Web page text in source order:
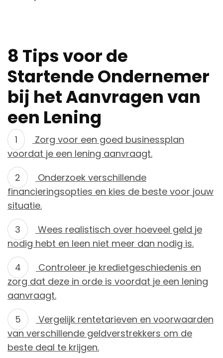
8 Tips voor de
Startende Ondernemer
bij het Aanvragen van
een Lening
Zorg voor een goed businessplan
voordat je een lening aanvraagt.
Onderzoek verschillende
financieringsopties en kies de beste voor jouw
situatie.
Wees realistisch over hoeveel geld je
nodig hebt en leen niet meer dan nodig is.
Controleer je kredietgeschiedenis en
zorg dat deze in orde is voordat je een lening
aanvraagt.
Vergelijk rentetarieven en voorwaarden
van verschillende geldverstrekkers om de
beste deal te krijgen.